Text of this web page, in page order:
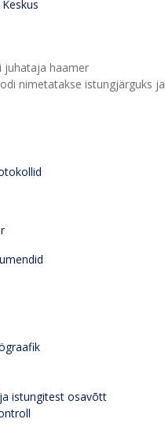
nimetatakse istungjärguks
istungitest osavõtt